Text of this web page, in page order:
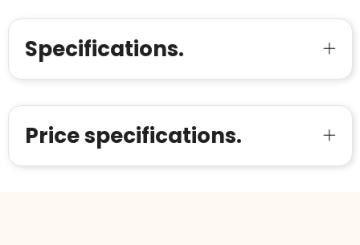
Specifications.
Price specifications.